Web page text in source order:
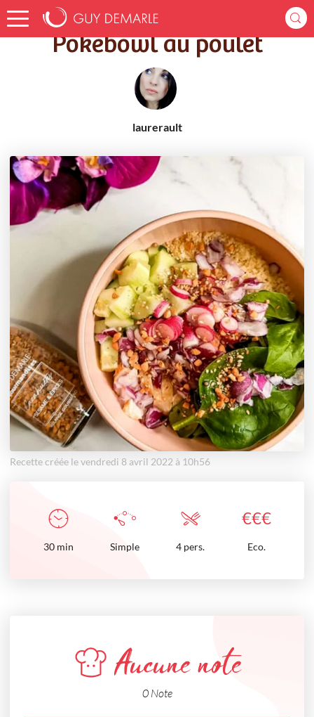
Accueil Recettes Pokebowl au poulet
Pokebowl au poulet
laurerault
Recette créée le vendredi 8 avril 2022 à 10h56
€€€
30 min Simple 4 pers. Eco.
Aucune note
0 Note